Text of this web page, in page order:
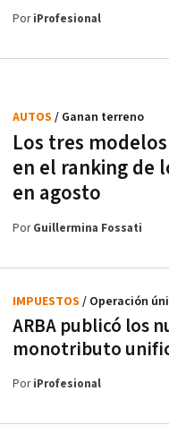
PoriProfesional
Los tres
en el ranking de
en agosto
AUTOS / Ganan terreno
PorGuillermina Fossati
ARBA publicó los
monotributo
IMPUESTOS / Operación
PoriProfesional